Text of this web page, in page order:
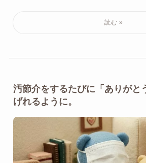
汚節介をするたびに「ありがと
げれるように。